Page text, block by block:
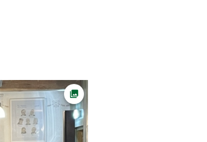
Ava foto